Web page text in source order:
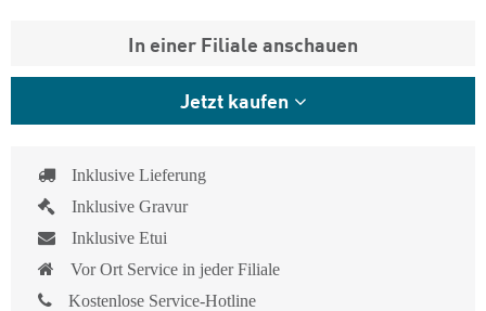
In einer Filiale anschauen
Jetzt kaufen
Inklusive Lieferung
Inklusive Gravur
Inklusive Etui
Vor Ort Service in jeder Filiale
Kostenlose Service-Hotline